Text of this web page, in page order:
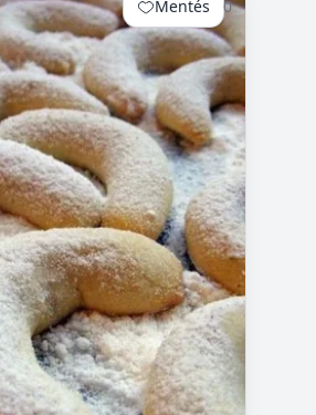
Mentés 0